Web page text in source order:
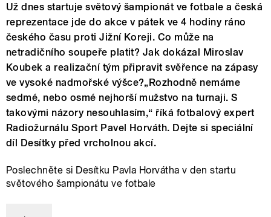
Už dnes startuje světový šampionát ve fotbale a česká
reprezentace jde do akce v pátek ve 4 hodiny ráno
českého času proti Jižní Koreji. Co může na
netradičního soupeře platit? Jak dokázal Miroslav
Koubek a realizační tým připravit svěřence na zápasy
ve vysoké nadmořské výšce?„Rozhodně nemáme
sedmé, nebo osmé nejhorší mužstvo na turnaji. S
takovými názory nesouhlasím,“ říká fotbalový expert
Radiožurnálu Sport Pavel Horváth. Dejte si speciální
díl Desítky před vrcholnou akcí.
Poslechněte si Desítku Pavla Horvátha v den startu
světového šampionátu ve fotbale